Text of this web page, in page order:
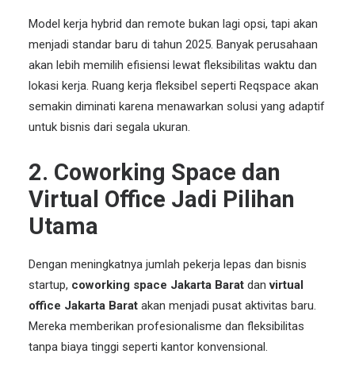
Model kerja hybrid dan remote bukan lagi opsi, tapi akan
menjadi standar baru di tahun 2025. Banyak perusahaan
akan lebih memilih efisiensi lewat fleksibilitas waktu dan
lokasi kerja. Ruang kerja fleksibel seperti Reqspace akan
semakin diminati karena menawarkan solusi yang adaptif
untuk bisnis dari segala ukuran.
2. Coworking Space dan
Virtual Office Jadi Pilihan
Utama
Dengan meningkatnya jumlah pekerja lepas dan bisnis
startup, coworking space Jakarta Barat danvirtual
office Jakarta Barat akan menjadi pusat aktivitas baru.
Mereka memberikan profesionalisme dan fleksibilitas
tanpa biaya tinggi seperti kantor konvensional.